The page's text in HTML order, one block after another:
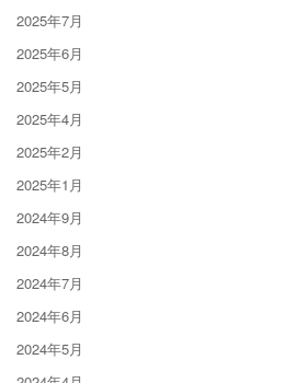
2025年7月
2025年6月
2025年5月
2025年4月
2025年2月
2025年1月
2024年9月
2024年8月
2024年7月
2024年6月
2024年5月